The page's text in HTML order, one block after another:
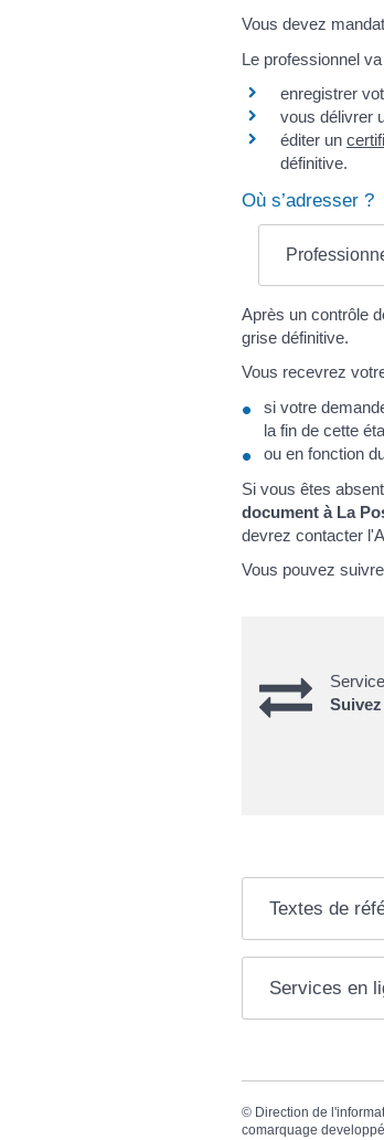
Vous devez
Le professionnel va
enregistrer
vous délivrer
éditer un
définitive.
Où s’adresser ?
Après un contrôle
grise définitive.
Vous recevrez
si votre
la fin de cette
ou en fonction
Si vous êtes
document à La
devrez contacter
Vous pouvez
Textes de
Services en
© Direction de
comarquage